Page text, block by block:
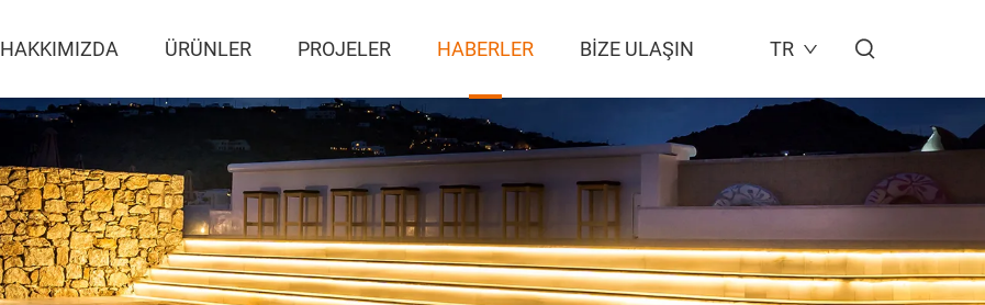
HAKKIMIZDA ÜRÜNLER PROJELER HABERLER BIZE ULAŞIN TR